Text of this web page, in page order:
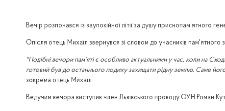
Вечір розпочався із заупокійної літії за душу приснопам’ятного
Опісля отець Михаїл звернувся зі словом до учасників пам'ятного
"Подібні вечори пам’яті є особливо актуальними у час, коли на
готовий був до останнього подиху захищати рідну землю. Саме
зокрема отець Михаїл.
Ведучим вечора виступив член Львівського проводу ОУН Роман